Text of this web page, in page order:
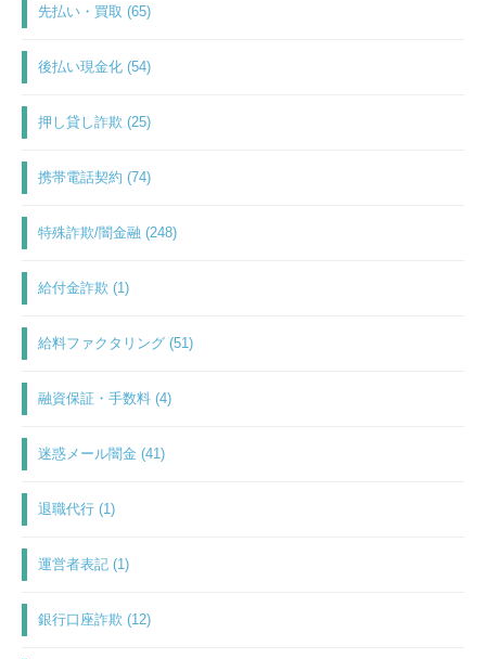
先払い・買取 (65)
後払い現金化 (54)
押し貸し詐欺 (25)
携帯電話契約 (74)
特殊詐欺/闇金融 (248)
給付金詐欺 (1)
給料ファクタリング (51)
融資保証・手数料 (4)
迷惑メール闇金 (41)
退職代行 (1)
運営者表記 (1)
銀行口座詐欺 (12)